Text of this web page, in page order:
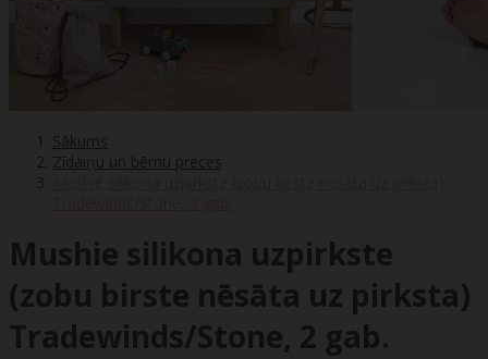
Sākums
Zīdaiņu un bērnu preces
Mushie silikona uzpirkste
(zobu birste nēsāta uz pirksta)
Tradewinds/Stone, 2 gab.